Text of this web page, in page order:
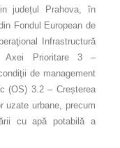
județul Prahova, în
Fondul European de
Infrastructură
Axei Prioritare 3 –
de management
(OS) 3.2 – Creșterea
uzate urbane, precum
cu apă potabilă a